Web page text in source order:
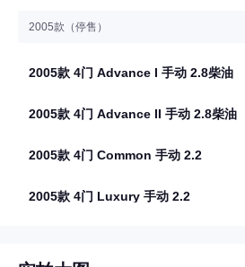
2005款（停售）
2005款 4门 Advance I 手动 2.8柴油
2005款 4门 Advance II 手动 2.8柴油
2005款 4门 Common 手动 2.2
2005款 4门 Luxury 手动 2.2